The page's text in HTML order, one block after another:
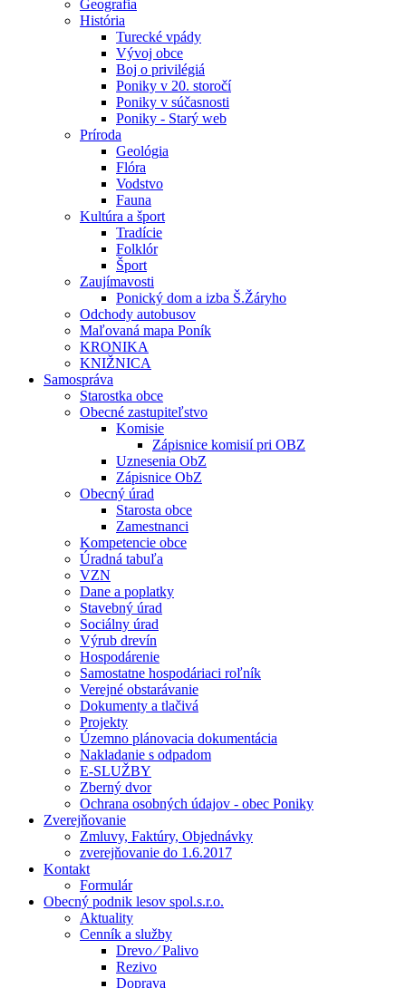
Geografia
História
Turecké vpády
Vývoj obce
Boj o privilégiá
Poniky v 20. storočí
Poniky v súčasnosti
Poniky - Starý web
Príroda
Geológia
Flóra
Vodstvo
Fauna
Kultúra a šport
Tradície
Folklór
Šport
Zaujímavosti
Ponický dom a izba Š.Žáryho
Odchody autobusov
Maľovaná mapa Poník
KRONIKA
KNIŽNICA
Samospráva
Starostka obce
Obecné zastupiteľstvo
Komisie
Zápisnice komisií pri OBZ
Uznesenia ObZ
Zápisnice ObZ
Obecný úrad
Starosta obce
Zamestnanci
Kompetencie obce
Úradná tabuľa
VZN
Dane a poplatky
Stavebný úrad
Sociálny úrad
Výrub drevín
Hospodárenie
Samostatne hospodáriaci roľník
Verejné obstarávanie
Dokumenty a tlačivá
Projekty
Územno plánovacia dokumentácia
Nakladanie s odpadom
E-SLUŽBY
Zberný dvor
Ochrana osobných údajov - obec Poniky
Zverejňovanie
Zmluvy, Faktúry, Objednávky
zverejňovanie do 1.6.2017
Kontakt
Formulár
Obecný podnik lesov spol.s.r.o.
Aktuality
Cenník a služby
Drevo ⁄ Palivo
Rezivo
Doprava